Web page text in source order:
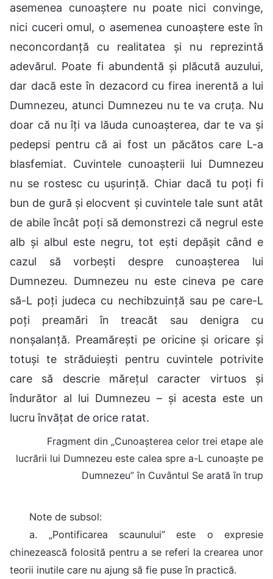
asemenea cunoaștere nu poate nici convinge,
nici cuceri omul, o asemenea cunoaștere este în
neconcordanță cu realitatea și nu reprezintă
adevărul. Poate fi abundentă și plăcută auzului,
dar dacă este în dezacord cu firea inerentă a lui
Dumnezeu, atunci Dumnezeu nu te va cruța. Nu
doar că nu îți va lăuda cunoașterea, dar te va și
pedepsi pentru că ai fost un păcătos care L-a
blasfemiat. Cuvintele cunoașterii lui Dumnezeu
nu se rostesc cu ușurință. Chiar dacă tu poți fi
bun de gură și elocvent și cuvintele tale sunt atât
de abile încât poți să demonstrezi că negrul este
alb și albul este negru, tot ești depășit când e
cazul să vorbești despre cunoașterea lui
Dumnezeu. Dumnezeu nu este cineva pe care
să-L poți judeca cu nechibzuință sau pe care-L
poți preamări în treacăt sau denigra cu
nonșalanță. Preamărești pe oricine și oricare și
totuși te străduiești pentru cuvintele potrivite
care să descrie mărețul caracter virtuos și
îndurător al lui Dumnezeu – și acesta este un
lucru învățat de orice ratat.
Fragment din „Cunoașterea celor trei etape ale
lucrării lui Dumnezeu este calea spre a-L cunoaște pe
Dumnezeu” în Cuvântul Se arată în trup
Note de subsol:
a. „Pontificarea scaunului” este o expresie
chinezească folosită pentru a se referi la crearea unor
teorii inutile care nu ajung să fie puse în practică.